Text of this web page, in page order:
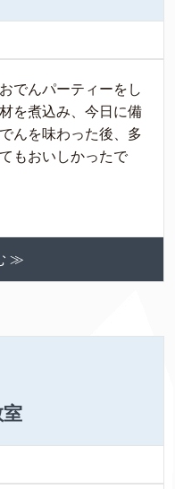
でんパーティーをし
を煮込み、今日に備
んを味わった後、多
もおいしかったで
≫